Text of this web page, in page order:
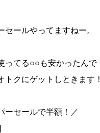
セールやってますねー。
ってる○○も安かったんで
トクにゲットしときます！
ーセールで半額！／